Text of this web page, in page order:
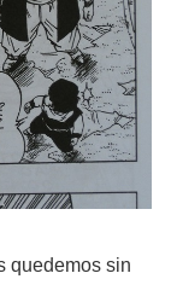
quedemos sin